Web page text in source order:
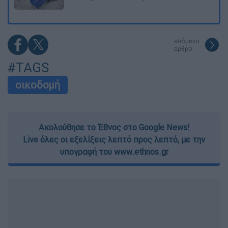
επόμενο
άρθρο
#TAGS
οικοδομή
Ακολούθησε το Έθνος στο Google News!
Live όλες οι εξελίξεις λεπτό προς λεπτό, με την
υπογραφή του www.ethnos.gr